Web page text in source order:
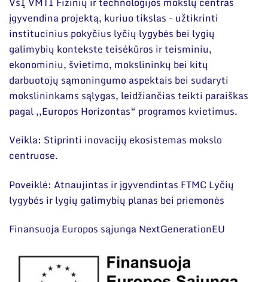
Narystė nacionalinėse ir tarptautinėse
organizacijose bei asociacijose
Mokslo projektai
Patentai
Mokslo renginiai
Informacija studentams
Nuo moksleivio iki mokslininko
įgyvendina projektą, kuriuo tikslas - užtikrinti
institucinius pokyčius lyčių lygybės bei lygių
galimybių kontekste teisėkūros ir teisminiu,
ekonominiu, švietimo, mokslininkų bei kitų
darbuotojų sąmoningumo aspektais bei sudaryti
mokslininkams sąlygas, leidžiančias teikti paraiškas
pagal ,,Europos Horizontas“ programos kvietimus.
Veikla: Stiprinti inovacijų ekosistemas mokslo
centruose.
Poveiklė: Atnaujintas ir įgyvendintas FTMC Lyčių
lygybės ir lygių galimybių planas bei priemonės
Finansuoja Europos sąjunga NextGenerationEU